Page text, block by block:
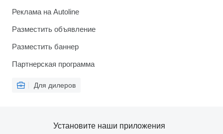
Реклама на Autoline
Разместить объявление
Разместить баннер
Партнерская программа
Для дилеров
Установите наши приложения